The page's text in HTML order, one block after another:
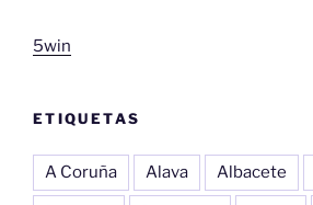
5win
ETIQUETAS
A Coruña Alava Albacete